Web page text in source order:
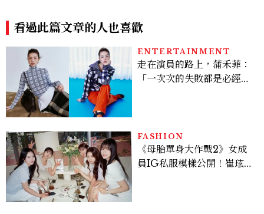
看過此篇文章的人也喜歡
ENTERTAINMENT
走在演員的路上，蒲禾菲：
「一次次的失敗都是必經過
FASHION
《母胎單身大作戰2》女成
員IG私服模樣公開！崔玹諝